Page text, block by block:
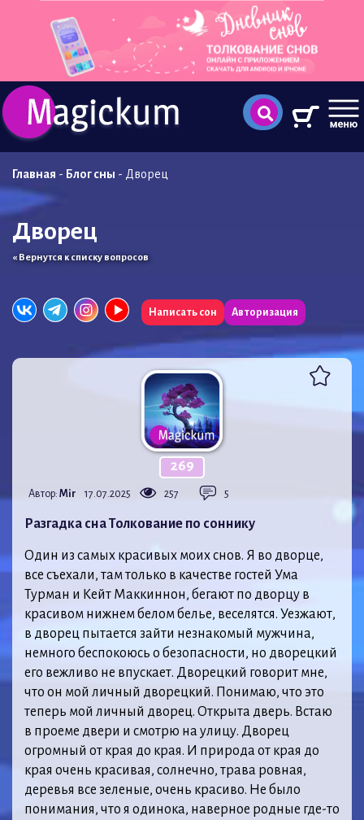
Главная - Блог сны - Дворец
Дворец
« Вернутся к списку вопросов
Написать сон Авторизация
269
Автор: Mir 17.07.2025 257 5
Разгадка сна Толкование по соннику
Один из самых красивых моих снов. Я во дворце,
все съехали, там только в качестве гостей Ума
Турман и Кейт Маккиннон, бегают по дворцу в
красивом нижнем белом белье, веселятся. Уезжают,
в дворец пытается зайти незнакомый мужчина,
немного беспокоюсь о безопасности, но дворецкий
его вежливо не впускает. Дворецкий говорит мне,
что он мой личный дворецкий. Понимаю, что это
теперь мой личный дворец. Открыта дверь. Встаю
в проеме двери и смотрю на улицу. Дворец
огромный от края до края. И природа от края до
края очень красивая, солнечно, трава ровная,
деревья все зеленые, очень красиво. Не было
понимания, что я одинока, наверное родные где-то